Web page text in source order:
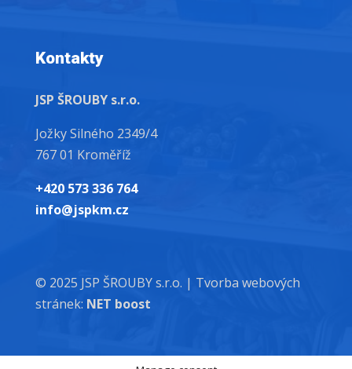
Kontakty
JSP ŠROUBY s.r.o.
Jožky Silného 2349/4
767 01 Kroměříž
+420 573 336 764
info@jspkm.cz
© 2025 JSP ŠROUBY s.r.o. | Tvorba webových
stránek: NET boost